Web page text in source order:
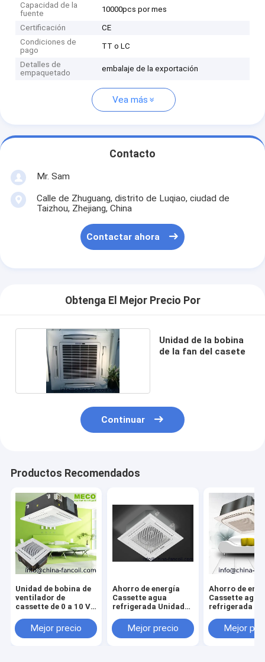
Capacidad de la
fuente
10000pcs por mes
Certificación
CE
Condiciones de
pago
TT o LC
Detalles de
empaquetado
embalaje de la exportación
Vea más
Contacto
Mr. Sam
Calle de Zhuguang, distrito de Luqiao, ciudad de
Taizhou, Zhejiang, China
Contactar ahora
Obtenga El Mejor Precio Por
Unidad de la bobina
de la fan del casete
Continuar
Productos Recomendados
Unidad de bobina de
ventilador de
cassette de 0 a 10 V
corriente continua
para ahorro de
Mejor precio
Ahorro de energía
Cassette agua
refrigerada Unidades
bobina 4TR
Mejor precio
Ahorro de
Cassette agua
refrigerada
bobinaMejor